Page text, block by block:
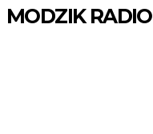
MODZIK RADIO